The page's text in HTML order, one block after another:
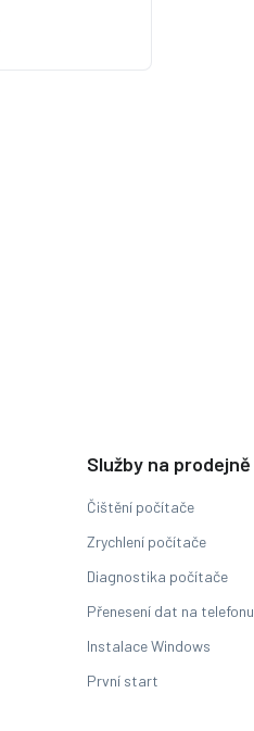
Služby na prodejně
Čištění počítače
Zrychlení počítače
Diagnostika počítače
Přenesení dat na telefonu
Instalace Windows
První start